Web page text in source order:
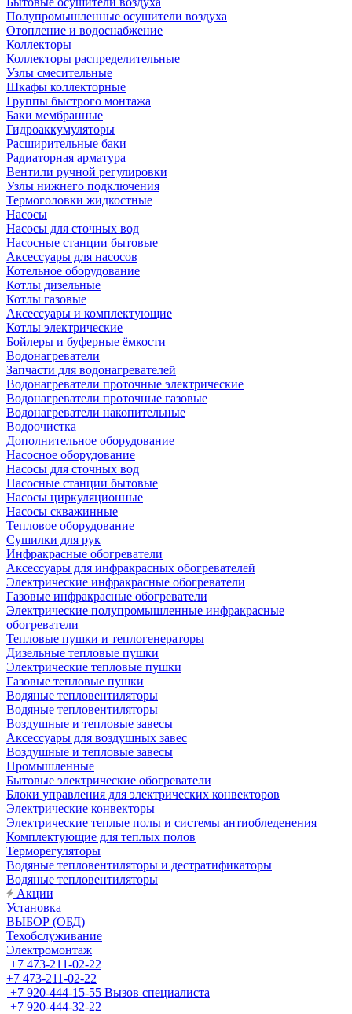
Полупромышленные осушители воздуха
Отопление и водоснабжение
Коллекторы
Коллекторы распределительные
Узлы смесительные
Шкафы коллекторные
Группы быстрого монтажа
Баки мембранные
Гидроаккумуляторы
Расширительные баки
Радиаторная арматура
Вентили ручной регулировки
Узлы нижнего подключения
Термоголовки жидкостные
Насосы
Насосы для сточных вод
Насосные станции бытовые
Аксессуары для насосов
Котельное оборудование
Котлы дизельные
Котлы газовые
Аксессуары и комплектующие
Котлы электрические
Бойлеры и буферные ёмкости
Водонагреватели
Запчасти для водонагревателей
Водонагреватели проточные электрические
Водонагреватели проточные газовые
Водонагреватели накопительные
Водоочистка
Дополнительное оборудование
Насосное оборудование
Насосы для сточных вод
Насосные станции бытовые
Насосы циркуляционные
Насосы скважинные
Тепловое оборудование
Сушилки для рук
Инфракрасные обогреватели
Аксессуары для инфракрасных обогревателей
Электрические инфракрасные обогреватели
Газовые инфракрасные обогреватели
Электрические полупромышленные инфракрасные
обогреватели
Тепловые пушки и теплогенераторы
Дизельные тепловые пушки
Электрические тепловые пушки
Газовые тепловые пушки
Водяные тепловентиляторы
Водяные тепловентиляторы
Воздушные и тепловые завесы
Аксессуары для воздушных завес
Воздушные и тепловые завесы
Промышленные
Бытовые электрические обогреватели
Блоки управления для электрических конвекторов
Электрические конвекторы
Электрические теплые полы и системы антиобледенения
Комплектующие для теплых полов
Терморегуляторы
Водяные тепловентиляторы и дестратификаторы
Водяные тепловентиляторы
Акции
Установка
ВЫБОР (ОБД)
Техобслуживание
Электромонтаж
+7 473-211-02-22
+7 473-211-02-22
+7 920-444-15-55 Вызов специалиста
+7 920-444-32-22